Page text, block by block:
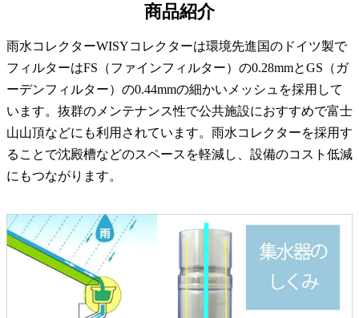
商品紹介
雨水コレクターWISYコレクターは環境先進国のドイツ製で
フィルターはFS（ファインフィルター）の0.28mmとGS（ガ
ーデンフィルター）の0.44mmの細かいメッシュを採用して
います。抜群のメンテナンス性で公共施設におすすめで富士
山山頂などにも利用されています。雨水コレクターを採用す
ることで沈殿槽などのスペースを軽減し、設備のコスト低減
にもつながります。